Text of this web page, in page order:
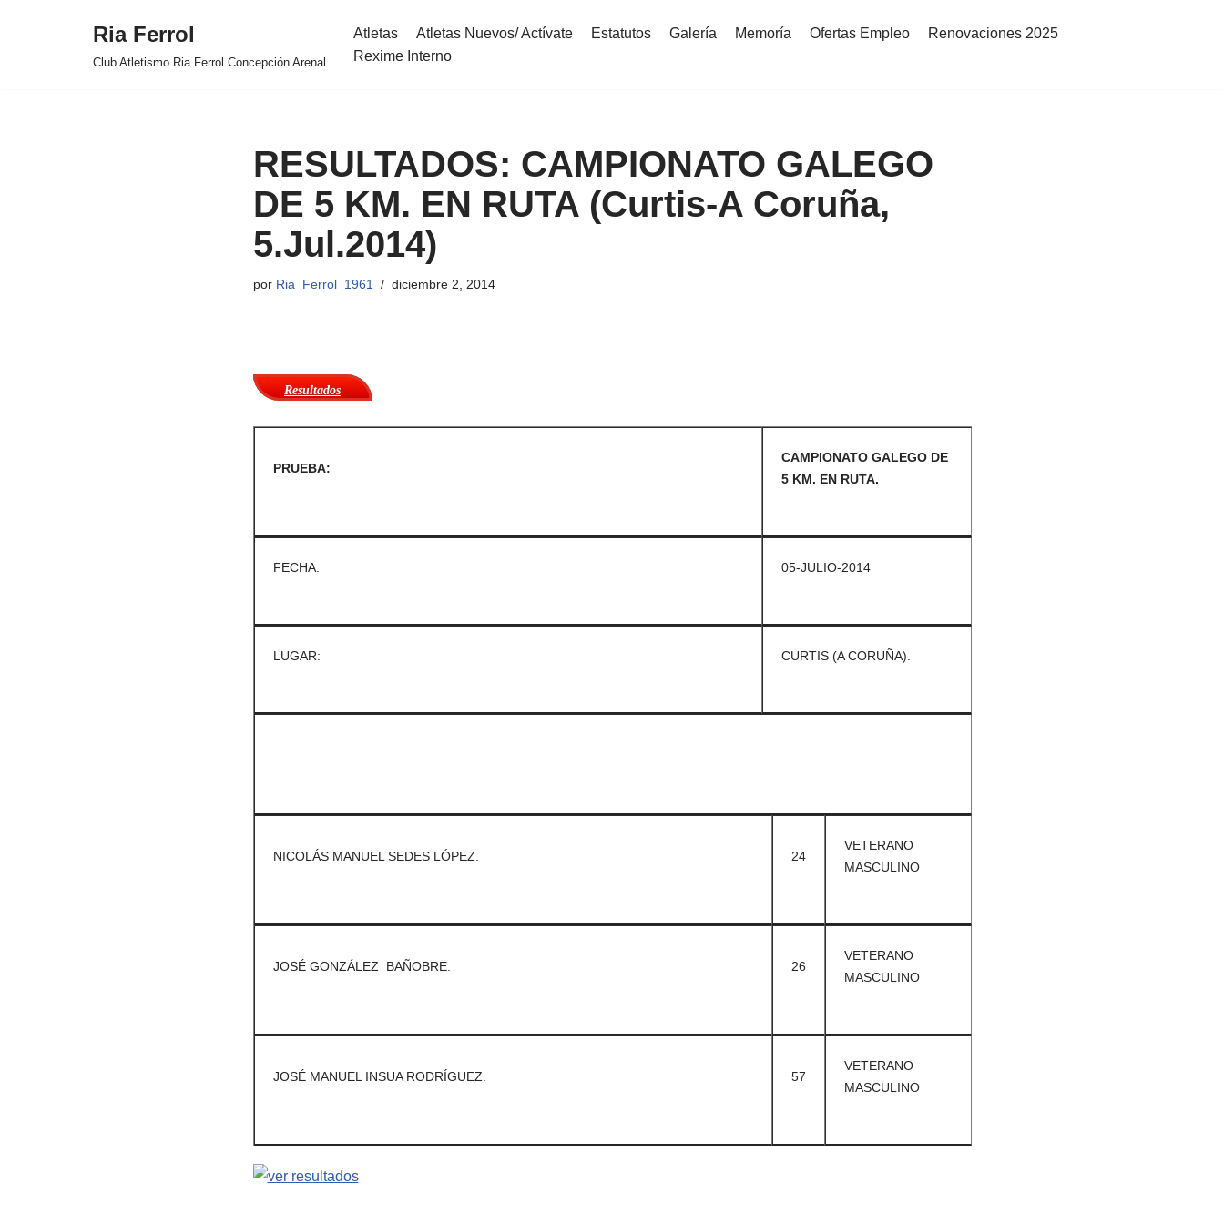
Ria Ferrol
Club Atletismo Ria Ferrol Concepción Arenal
Atletas Atletas Nuevos/ Actívate Estatutos Galería Memoría Ofertas Empleo
Renovaciones 2025
Rexime Interno
RESULTADOS: CAMPIONATO GALEGO
DE 5 KM. EN RUTA (Curtis-A Coruña,
5.Jul.2014)
por Ria_Ferrol_1961 diciembre 2, 2014
Resultados
PRUEBA:
CAMPIONATO GALEGO DE
5 KM. EN RUTA.
FECHA: 05-JULIO-2014
LUGAR: CURTIS (A CORUÑA).
NICOLÁS MANUEL SEDES LÓPEZ. 24
VETERANO
MASCULINO
JOSÉ GONZÁLEZ BAÑOBRE. 26
VETERANO
MASCULINO
JOSÉ MANUEL INSUA RODRÍGUEZ. 57
VETERANO
MASCULINO